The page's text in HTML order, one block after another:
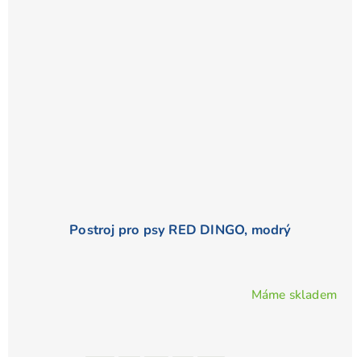
Postroj pro psy RED DINGO, modrý
Máme skladem